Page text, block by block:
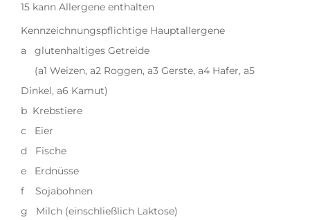
15 kann Allergene enthalten
Kennzeichnungspflichtige Hauptallergene
a glutenhaltiges Getreide
(a1 Weizen, a2 Roggen, a3 Gerste, a4 Hafer, a5
Dinkel, a6 Kamut)
b Krebstiere
c Eier
d Fische
e Erdnüsse
f Sojabohnen
g Milch (einschließlich Laktose)